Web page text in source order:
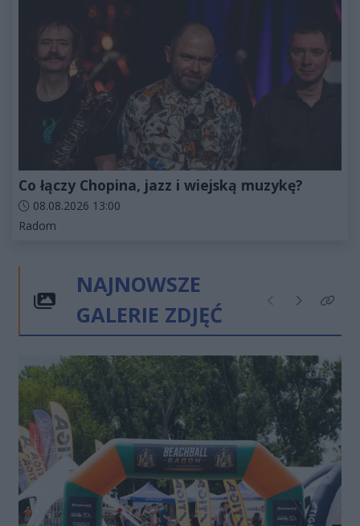
Co łączy Chopina, jazz i wiejską muzykę?
Data dodania artykułu:
08.08.2026 13:00
Kategorie artykułu:
Radom
NAJNOWSZE
GALERIE ZDJĘĆ
Poprzednie
NastępneKliknij